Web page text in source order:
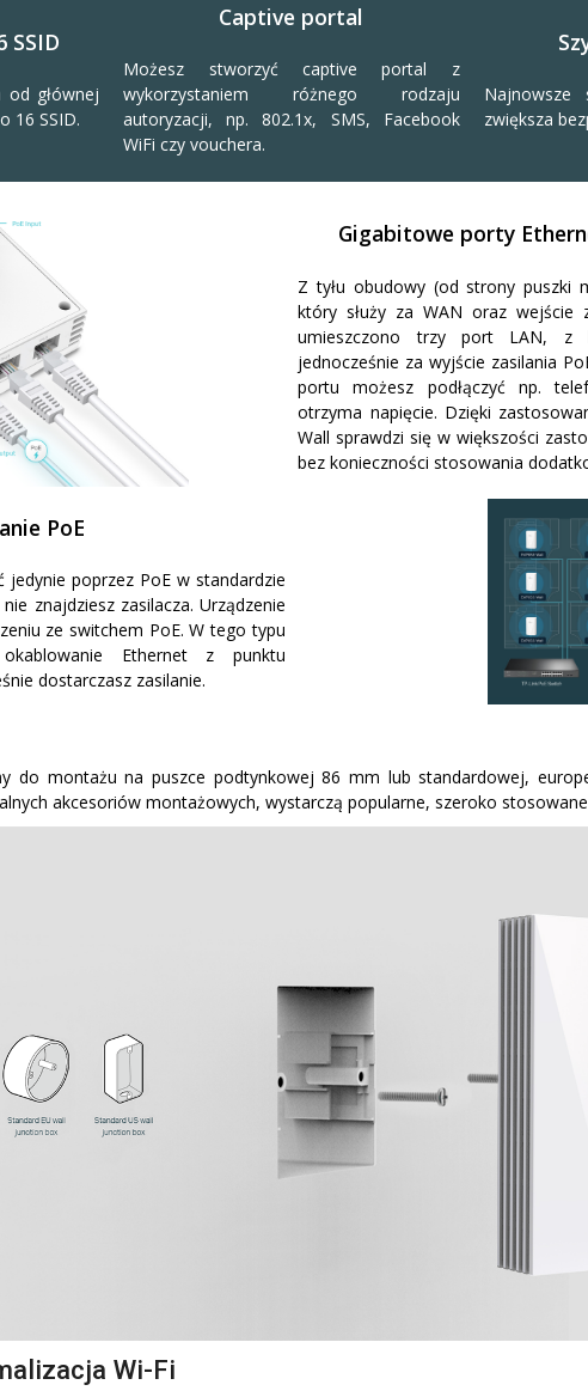
SSID
głównej
16 SSID.
Captive portal
Możesz stworzyć captive portal z
wykorzystaniem różnego rodzaju
autoryzacji, np. 802.1x, SMS, Facebook
WiFi czy vouchera.
Najnowsze
zwiększa
Gigabitowe porty
Z tyłu obudowy (od strony puszki
który służy za WAN oraz wejście
umieszczono trzy port LAN, z
jednocześnie za wyjście zasilania
portu możesz podłączyć np.
otrzyma napięcie. Dzięki
Wall sprawdzi się w większości
bez konieczności stosowania
PoE
poprzez PoE w standardzie
znajdziesz zasilacza. Urządzenie
ze switchem PoE. W tego typu
Ethernet z punktu
dostarczasz zasilanie.
do montażu na puszce podtynkowej 86 mm lub standardowej,
akcesoriów montażowych, wystarczą popularne, szeroko
Wi-Fi